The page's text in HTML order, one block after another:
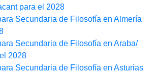
para el 2028
Secundaria de Filosofía en Almería
Secundaria de Filosofía en Araba/
2028
Secundaria de Filosofía en Asturias